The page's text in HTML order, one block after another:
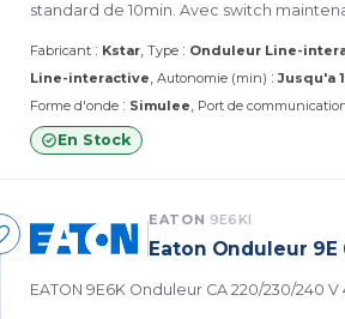
Fabricant : Kstar Type : Onduleur Line-
Line-interactive Autonomie (min) :Jusqu'a
Forme d'onde : Simulee Port de
En Stock
EATON 9E6KI
Eaton Onduleur 9E